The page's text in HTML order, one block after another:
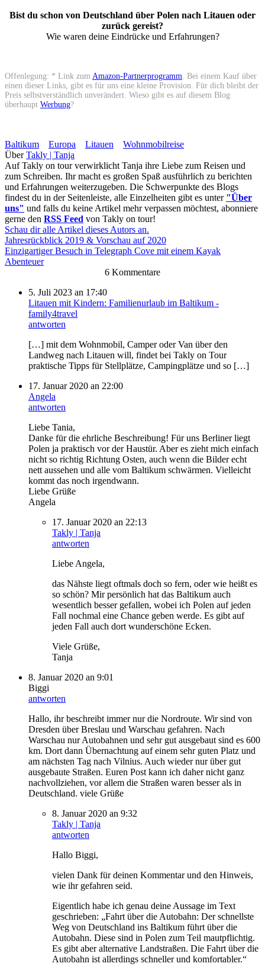
Bist du schon von Deutschland über Polen nach Litauen oder
zurück gereist?
Wie waren deine Eindrücke und Erfahrungen?
Offenlegung: * Link zum Amazon-Partnerprogramm . Bei einem Kauf über
einen dieser Links, gibt es für uns eine kleine Provision. Für dich bleibt der
Preis selbstverständlich unverändert. Wieso gibt es auf diesem Blog
überhaupt Werbung?
Baltikum Europa Litauen
Wohnmobilreise
ÜberTakly | Tanja
Auf Takly on tour verwirklicht Tanja ihre Liebe zum Reisen und
zum Schreiben. Ihr macht es großen Spaß ausführlich zu berichten
und Erfahrungen weiterzugeben. Die Schwerpunkte des Blogs
findest du in der Seitenleiste, alle Einzelheiten gibt es unter "Über
uns" und falls du keine Artikel mehr verpassen möchtest, abonniere
gerne den RSS Feed von Takly on tour!
Schau dir alle Artikel dieses Autors an.
Jahresrückblick 2019 & Vorschau auf 2020
Einzigartiger Besuch in Telegraph Cove mit einem Kayak
Abenteuer
6 Kommentare
5. Juli 2023 an 17:40
Litauen mit Kindern: Familienurlaub im Baltikum -
family4travel
antworten
[…] mit dem Wohnmobil, Camper oder Van über den
Landweg nach Litauen will, findet bei Takly on Tour
praktische Tipps für Stellplätze, Campingplätze und so […]
17. Januar 2020 an 22:00
Angela
antworten
Liebe Tania,
Danke für die ehrliche Beschreibung! Für uns Berliner liegt
Polen ja praktisch vor der Haustür. Aber es zieht mich einfach
nicht so richtig Richtung Osten, auch wenn die Bilder echt
nett aussehen und alle vom Baltikum schwärmen. Vielleicht
kommt das noch irgendwann.
Liebe Grüße
Angela
17. Januar 2020 an 22:13
Takly | Tanja
antworten
Liebe Angela,
das Nähste liegt oftmals doch so fern, oder wie heißt es
so schön? Mir persönlich hat das Baltikum auch
wesentlich besser gefallen, wobei ich Polen auf jeden
Fall nochmal eine Chance geben werde. Es gibt auf
jeden Fall auch dort wunderschöne Ecken.
Viele Grüße,
Tanja
8. Januar 2020 an 9:01
Biggi
antworten
Hallo, ihr beschreibt immer nur die Nordroute. Wir sind von
Dresden über Breslau und Warschau gefahren. Nach
Warschau nur Autobahnen und sehr gut ausgebaut sind es 600
km. Dort dann Übernachtung auf einem sehr guten Platz und
am nächsten Tag nach Vilnius. Auch wieder nur über gut
ausgebaute Straßen. Euren Post kann ich daher nicht ganz
nachvollziehen, vor allem die Straßen waren besser als in
Deutschland. viele Grüße
8. Januar 2020 an 9:32
Takly | Tanja
antworten
Hallo Biggi,
vielen Dank für deinen Kommentar und den Hinweis,
wie ihr gefahren seid.
Eigentlich habe ich genau deine Aussage im Text
geschrieben: „Fahrt über die Autobahn: Der schnellste
Weg von Deutschland ins Baltikum führt über die
Autobahn. Diese sind in Polen zum Teil mautpflichtig.
Es gibt aber alternative Landstraßen. Die Fahrt über die
Autobahn ist allerdings schneller und komfortabler.“